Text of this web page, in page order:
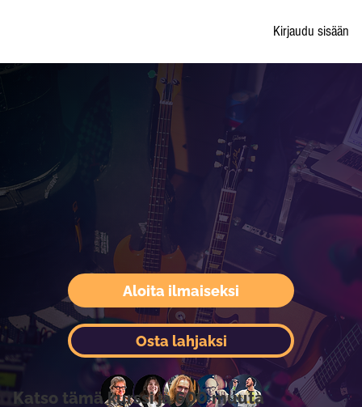
Kirjaudu sisään
Aloita ilmaiseksi
Katso tämä kurssi ja 600 muuta
Osta lahjaksi